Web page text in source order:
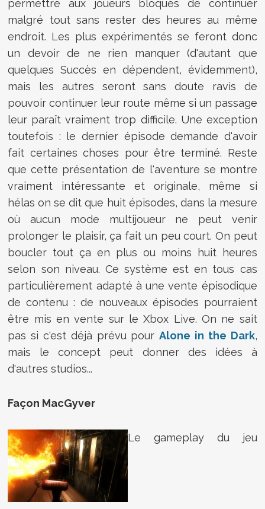
permettre aux joueurs bloqués de continuer
malgré tout sans rester des heures au même
endroit. Les plus expérimentés se feront donc
un devoir de ne rien manquer (d'autant que
quelques Succès en dépendent, évidemment),
mais les autres seront sans doute ravis de
pouvoir continuer leur route même si un passage
leur paraît vraiment trop difficile. Une exception
toutefois : le dernier épisode demande d'avoir
fait certaines choses pour être terminé. Reste
que cette présentation de l'aventure se montre
vraiment intéressante et originale, même si
hélas on se dit que huit épisodes, dans la mesure
où aucun mode multijoueur ne peut venir
prolonger le plaisir, ça fait un peu court. On peut
boucler tout ça en plus ou moins huit heures
selon son niveau. Ce système est en tous cas
particulièrement adapté à une vente épisodique
de contenu : de nouveaux épisodes pourraient
être mis en vente sur le Xbox Live. On ne sait
pas si c'est déjà prévu pourAlone in the Dark,
mais le concept peut donner des idées à
d'autres studios...
Façon MacGyver
Le gameplay du jeu